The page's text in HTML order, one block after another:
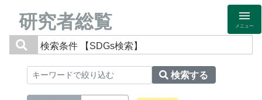
研究者総覧 メニュー
検索条件 【SDGs検索】
検索する